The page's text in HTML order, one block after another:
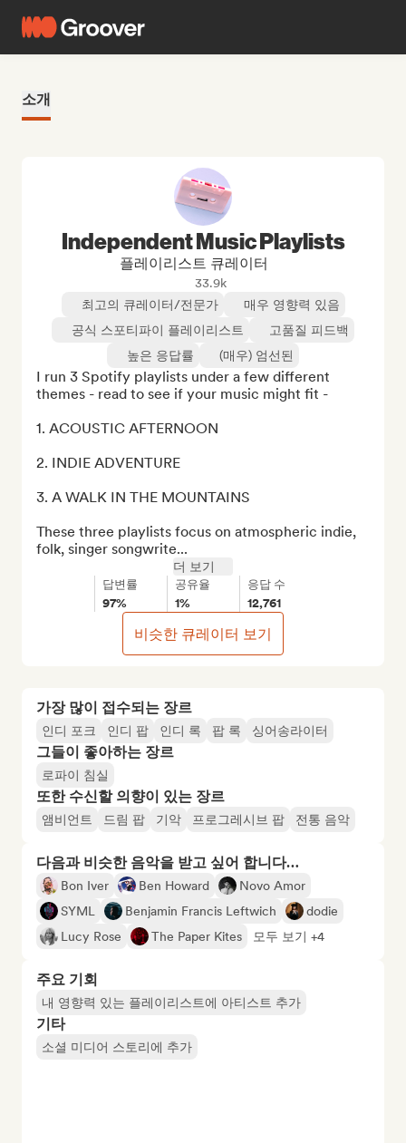
소개
가장 많이 접수되는 장르
인디 포크 인디 팝 인디 록 팝 록 싱어송라이터
그들이 좋아하는 장르
로파이 침실
또한 수신할 의향이 있는 장르
앰비언트 드림 팝 기악 프로그레시브 팝 전통 음악
다음과 비슷한 음악을 받고 싶어 합니다…
Bon Iver Ben Howard
Novo Amor
SYML
Benjamin Francis Leftwich
dodie
Lucy Rose
The Paper Kites 모두 보기 +4
주요 기회
내 영향력 있는 플레이리스트에 아티스트 추가
기타
소셜 미디어 스토리에 추가
Independent Music Playlists
플레이리스트 큐레이터
33.9k
최고의 큐레이터/전문가
매우 영향력 있음
공식 스포티파이 플레이리스트
고품질 피드백
높은 응답률
(매우) 엄선된
I run 3 Spotify playlists under a few different
themes - read to see if your music might fit -
1. ACOUSTIC AFTERNOON
2. INDIE ADVENTURE
3. A WALK IN THE MOUNTAINS
These three playlists focus on atmospheric indie,
folk, singer songwrite...
더 보기
답변률
97%
공유율
1%
응답 수
12,761
비슷한 큐레이터 보기